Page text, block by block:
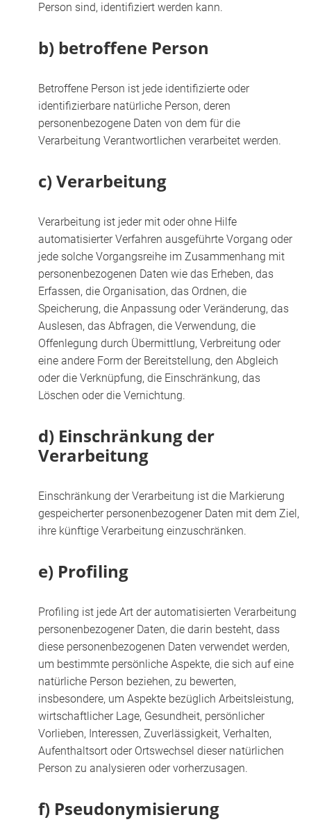
Person sind, identifiziert werden kann.
b) betroffene Person
Betroffene Person ist jede identifizierte oder
identifizierbare natürliche Person, deren
personenbezogene Daten von dem für die
Verarbeitung Verantwortlichen verarbeitet werden.
c) Verarbeitung
Verarbeitung ist jeder mit oder ohne Hilfe
automatisierter Verfahren ausgeführte Vorgang oder
jede solche Vorgangsreihe im Zusammenhang mit
personenbezogenen Daten wie das Erheben, das
Erfassen, die Organisation, das Ordnen, die
Speicherung, die Anpassung oder Veränderung, das
Auslesen, das Abfragen, die Verwendung, die
Offenlegung durch Übermittlung, Verbreitung oder
eine andere Form der Bereitstellung, den Abgleich
oder die Verknüpfung, die Einschränkung, das
Löschen oder die Vernichtung.
d) Einschränkung der
Verarbeitung
Einschränkung der Verarbeitung ist die Markierung
gespeicherter personenbezogener Daten mit dem Ziel,
ihre künftige Verarbeitung einzuschränken.
e) Profiling
Profiling ist jede Art der automatisierten Verarbeitung
personenbezogener Daten, die darin besteht, dass
diese personenbezogenen Daten verwendet werden,
um bestimmte persönliche Aspekte, die sich auf eine
natürliche Person beziehen, zu bewerten,
insbesondere, um Aspekte bezüglich Arbeitsleistung,
wirtschaftlicher Lage, Gesundheit, persönlicher
Vorlieben, Interessen, Zuverlässigkeit, Verhalten,
Aufenthaltsort oder Ortswechsel dieser natürlichen
Person zu analysieren oder vorherzusagen.
f) Pseudonymisierung